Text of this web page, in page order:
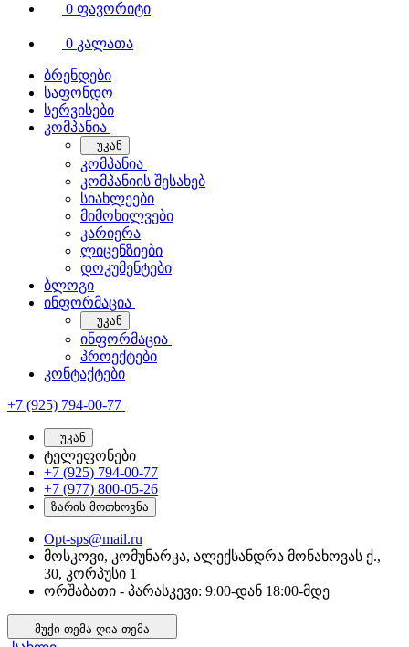
0 ფავორიტი
0 კალათა
ბრენდები
საფონდო
სერვისები
კომპანია
უკან
კომპანია
კომპანიის შესახებ
სიახლეები
მიმოხილვები
კარიერა
ლიცენზიები
დოკუმენტები
ბლოგი
ინფორმაცია
უკან
ინფორმაცია
პროექტები
კონტაქტები
+7 (925) 794-00-77
უკან
ტელეფონები
+7 (925) 794-00-77
+7 (977) 800-05-26
ზარის მოთხოვნა
Opt-sps@mail.ru
მოსკოვი, კომუნარკა, ალექსანდრა მონახოვას ქ.,
30, კორპუსი 1
ორშაბათი - პარასკევი: 9:00-დან 18:00-მდე
მუქი თემა ღია თემა